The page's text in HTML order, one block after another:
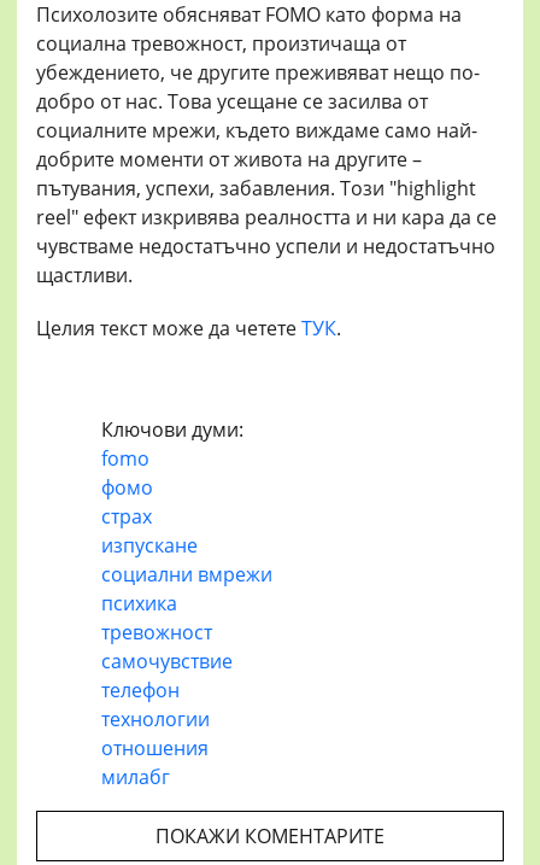
Психолозите обясняват FOMO като форма на
социална тревожност, произтичаща от
убеждението, че другите преживяват нещо по-
добро от нас. Това усещане се засилва от
социалните мрежи, където виждаме само най-
добрите моменти от живота на другите –
пътувания, успехи, забавления. Този "highlight
reel" ефект изкривява реалността и ни кара да се
чувстваме недостатъчно успели и недостатъчно
щастливи.
Целия текст може да чететеТУК.
Ключови думи:
fomo
фомо
страх
изпускане
социални вмрежи
психика
тревожност
самочувствие
телефон
технологии
отношения
милабг
ПОКАЖИ КОМЕНТАРИТЕ